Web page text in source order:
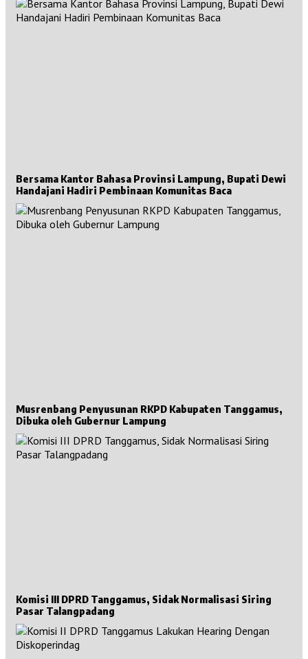
Bersama Kantor Bahasa Provinsi Lampung, Bupati Dewi
Handajani Hadiri Pembinaan Komunitas Baca
Musrenbang Penyusunan RKPD Kabupaten Tanggamus,
Dibuka oleh Gubernur Lampung
Komisi III DPRD Tanggamus, Sidak Normalisasi Siring
Pasar Talangpadang